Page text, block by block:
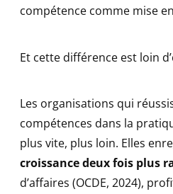
compétence comme mise
Et cette différence est loin
Les organisations qui
compétences dans la
plus vite, plus loin. Elles
croissance deux fois plus
d’affaires (OCDE, 2024),